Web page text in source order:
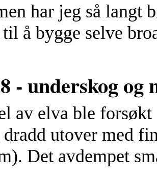
har jeg så langt
å bygge selve
- underskog
av elva ble
utover med
Det avdempet